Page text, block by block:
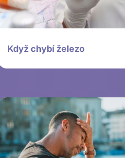
Když chybí železo